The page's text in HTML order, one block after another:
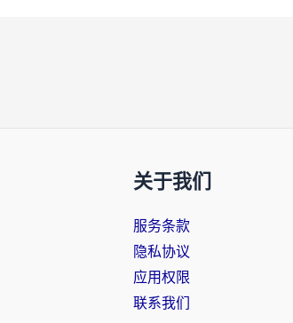
关于我们
服务条款
隐私协议
应用权限
联系我们